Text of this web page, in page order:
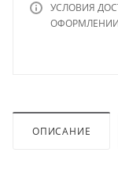
УСЛОВИЯ
ОПИСАНИЕ